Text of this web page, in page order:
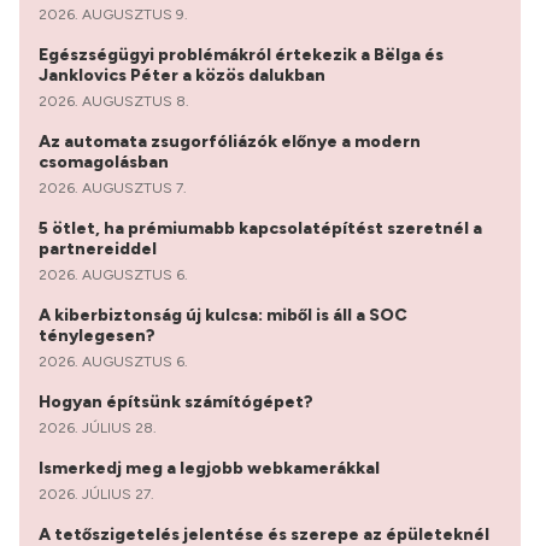
2026. AUGUSZTUS 9.
Egészségügyi problémákról értekezik a Bëlga és
Janklovics Péter a közös dalukban
2026. AUGUSZTUS 8.
Az automata zsugorfóliázók előnye a modern
csomagolásban
2026. AUGUSZTUS 7.
5 ötlet, ha prémiumabb kapcsolatépítést szeretnél a
partnereiddel
2026. AUGUSZTUS 6.
A kiberbiztonság új kulcsa: miből is áll a SOC
ténylegesen?
2026. AUGUSZTUS 6.
Hogyan építsünk számítógépet?
2026. JÚLIUS 28.
Ismerkedj meg a legjobb webkamerákkal
2026. JÚLIUS 27.
A tetőszigetelés jelentése és szerepe az épületeknél